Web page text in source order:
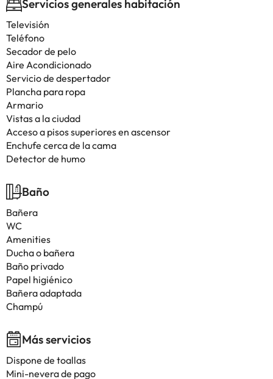
Servicios generales habitación
Televisión
Teléfono
Secador de pelo
Aire Acondicionado
Servicio de despertador
Plancha para ropa
Armario
Vistas a la ciudad
Acceso a pisos superiores en ascensor
Enchufe cerca de la cama
Detector de humo
Baño
Bañera
WC
Amenities
Ducha o bañera
Baño privado
Papel higiénico
Bañera adaptada
Champú
Más servicios
Dispone de toallas
Mini-nevera de pago